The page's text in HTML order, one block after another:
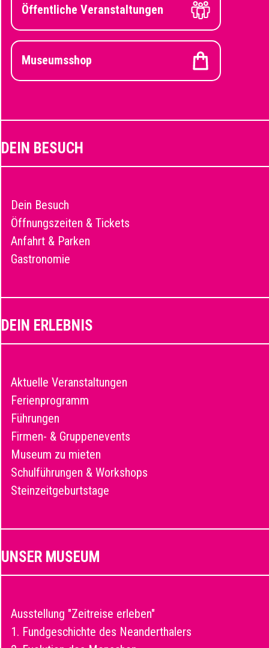
Öffentliche Veranstaltungen
Museumsshop
DEIN BESUCH
Dein Besuch
Öffnungszeiten & Tickets
Anfahrt & Parken
Gastronomie
DEIN ERLEBNIS
Aktuelle Veranstaltungen
Ferienprogramm
Führungen
Firmen- & Gruppenevents
Museum zu mieten
Schulführungen & Workshops
Steinzeitgeburtstage
UNSER MUSEUM
Ausstellung "Zeitreise erleben"
1. Fundgeschichte des Neanderthalers